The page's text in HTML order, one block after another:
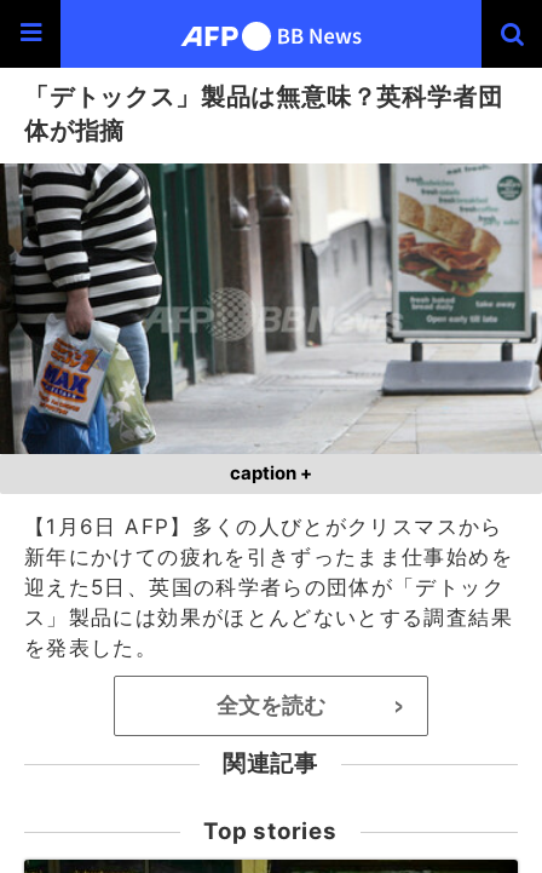
「デトックス」製品は無意味？英科学者団
体が指摘
caption +
【1月6日 AFP】多くの人びとがクリスマスから
新年にかけての疲れを引きずったまま仕事始めを
迎えた5日、英国の科学者らの団体が「デトック
ス」製品には効果がほとんどないとする調査結果
を発表した。
全文を読む >
関連記事
Top stories